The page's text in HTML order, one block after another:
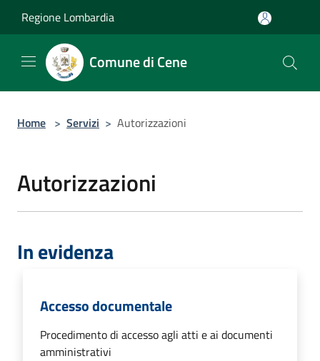
Regione Lombardia
Comune di Cene
Home > Servizi > Autorizzazioni
Autorizzazioni
In evidenza
Accesso documentale
Procedimento di accesso agli atti e ai documenti
amministrativi